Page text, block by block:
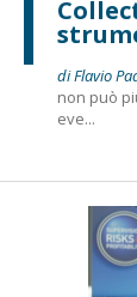
di Flavio
non può
eve...